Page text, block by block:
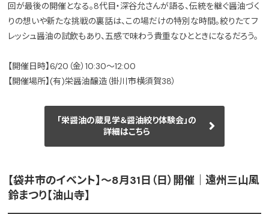
回が最後の開催となる。8代目・深谷允さんが語る、伝統を継ぐ醤油づく
りの想いや新たな挑戦の裏話は、この場だけの特別な時間。絞りたてフ
レッシュ醤油の試飲もあり、五感で味わう貴重なひとときになるだろう。
【開催日時】6/20（金）10:30〜12:00
【開催場所】(有)栄醤油醸造（掛川市横須賀38）
「栄醤油の蔵見学＆醤油絞り体験会」の
詳細はこちら
【袋井市のイベント】〜8月31日（日）開催｜遠州三山風
鈴まつり【油山寺】